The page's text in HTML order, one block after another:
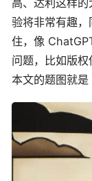
高、达利这样
验将非常有趣
住，像
问题，比如版权
本文的题图就是